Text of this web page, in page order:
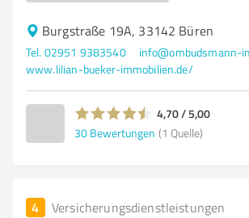
Burgstraße 19A, 33142 Büren
Tel. 02951 9383540
info@ombudsmann-
www.lilian-bueker-immobilien.de/
4,70 / 5,00
30 Bewertungen (1 Quelle)
4 Versicherungsdienstleistungen